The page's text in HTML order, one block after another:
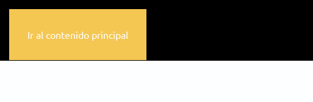
Ir al contenido principal